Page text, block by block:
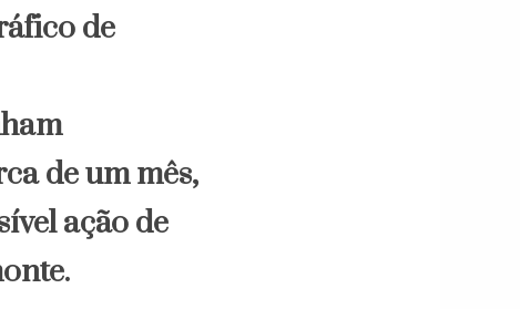
de
de um mês,
ação de